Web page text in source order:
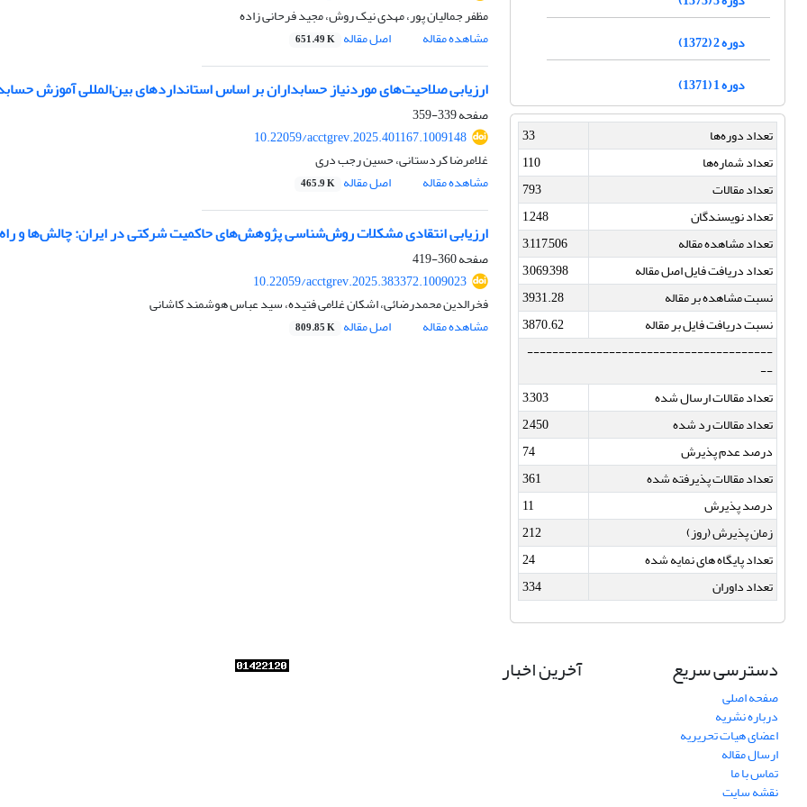
دوره 2 (1372)
دوره 1 (1371)
تعداد دوره‌ها
33
تعداد شماره‌ها
110
تعداد مقالات
793
تعداد نویسندگان
1,248
تعداد مشاهده مقاله
3,117,506
تعداد دریافت فایل اصل مقاله
3,069,398
نسبت مشاهده بر مقاله
3931.28
نسبت دریافت فایل بر مقاله
3870.62
---------------------------------------
--
تعداد مقالات ارسال شده
3,303
تعداد مقالات رد شده
2,450
درصد عدم پذیرش
74
تعداد مقالات پذیرفته شده
361
درصد پذیرش
11
زمان پذیرش (روز)
212
تعداد پایگاه های نمایه شده
24
تعداد داوران
334
مظفر جمالیان پور، مهدی نیک روش، مجید فرحانی زاده
مشاهده مقاله
اصل مقاله 651.49 K
ارزیابی صلاحیت‌‌های موردنیاز حسابداران بر اساس استانداردهای بین‌‌المللی آموزش
صفحه339-359
10.22059/acctgrev.2025.401167.1009148
غلامرضا کردستانی، حسین رجب دری
مشاهده مقاله
اصل مقاله 465.9 K
ارزیابی انتقادی مشکلات روش‌‌شناسی پژوهش‌‌های حاکمیت شرکتی در ایران: چالش‌‌ها و
صفحه360-419
10.22059/acctgrev.2025.383372.1009023
فخرالدین محمدرضائی، اشکان غلامی فتیده، سید عباس هوشمند کاشانی
مشاهده مقاله
اصل مقاله 809.85 K
دسترسی سریع
صفحه اصلی
درباره نشریه
اعضای هیات تحریریه
ارسال مقاله
تماس با ما
نقشه سایت
آخرین اخبار